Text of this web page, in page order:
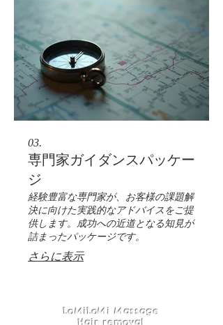
03.
専門家ガイダンスパッケー
ジ
経験豊富な専門家が、お客様の課題解
決に向けた実践的なアドバイスをご提
供します。成功への近道となる知見が
詰まったパッケージです。
さらに表示
LoMiLoMi Massage
Hair removal